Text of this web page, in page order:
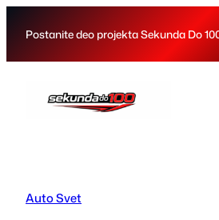
Postanite deo projekta Sekunda Do
Auto Svet